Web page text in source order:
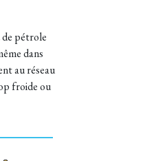
de pétrole
dans
au réseau
froide ou